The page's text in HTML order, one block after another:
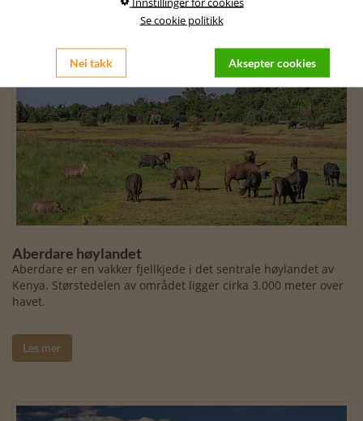
Aberdare høylandet
Aberdare er en vakker fjellkjede i det sentrale høylandet av
Kenya. Størstedelen av området ligger cirka 3.000 meter over
havet.
Les mer
Se cookie politikk
Nei takk Aksepter cookies